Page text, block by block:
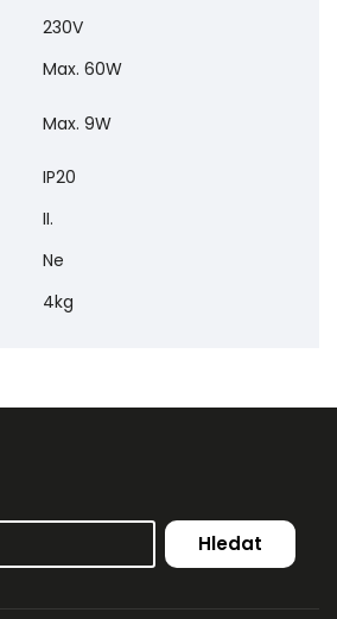
230V
Max. 60W
Max. 9W
IP20
II.
Ne
4kg
Hledat